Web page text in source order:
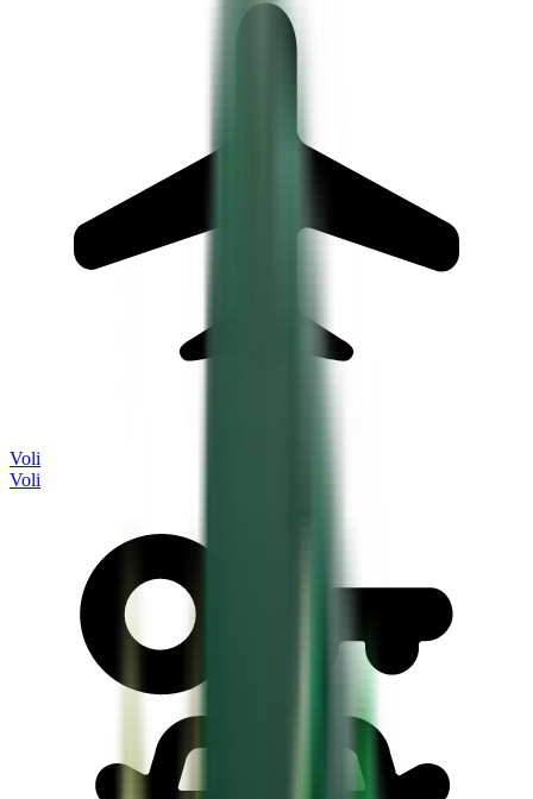
Voli
Voli